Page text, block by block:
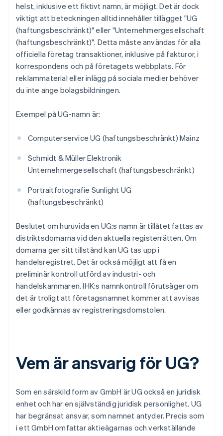
helst, inklusive ett fiktivt namn, är möjligt. Det är dock
viktigt att beteckningen alltid innehåller tillägget "UG
(haftungsbeschränkt)" eller "Unternehmergesellschaft
(haftungsbeschränkt)". Detta måste användas för alla
officiella företag transaktioner, inklusive på fakturor, i
korrespondens och på företagets webbplats. För
reklammaterial eller inlägg på sociala medier behöver
du inte ange bolagsbildningen.
Exempel på UG-namn är:
Computerservice UG (haftungsbeschränkt) Mainz
Schmidt & Müller Elektronik
Unternehmergesellschaft (haftungsbeschränkt)
Portraitfotografie Sunlight UG
(haftungsbeschränkt)
Beslutet om huruvida en UG:s namn är tillåtet fattas av
distriktsdomarna vid den aktuella registerrätten. Om
domarna ger sitt tillstånd kan UG tas upp i
handelsregistret. Det är också möjligt att få en
preliminär kontroll utförd av industri- och
handelskammaren. IHK:s namnkontroll förutsäger om
det är troligt att företagsnamnet kommer att avvisas
eller godkännas av registreringsdomstolen.
Vem är ansvarig för UG?
Som en särskild form av GmbH är UG också en juridisk
enhet och har en självständig juridisk personlighet. UG
har begränsat ansvar, som namnet antyder. Precis som
i ett GmbH omfattar aktieägarnas och verkställande